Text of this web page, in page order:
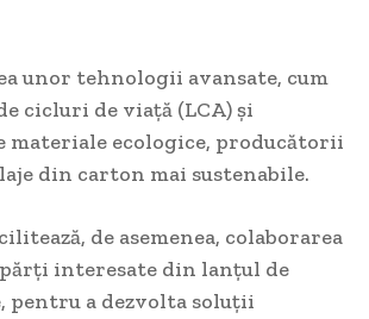
unor tehnologii avansate, cum
cicluri de viață (LCA) și
materiale ecologice, producătorii
din carton mai sustenabile.
de asemenea, colaborarea
interesate din lanțul de
pentru a dezvolta soluții